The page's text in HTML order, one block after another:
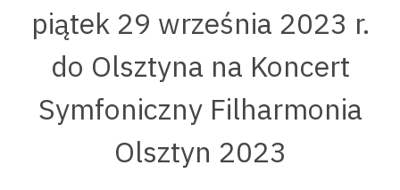
piątek 29 września 2023 r.
do Olsztyna na Koncert
Symfoniczny Filharmonia
Olsztyn 2023